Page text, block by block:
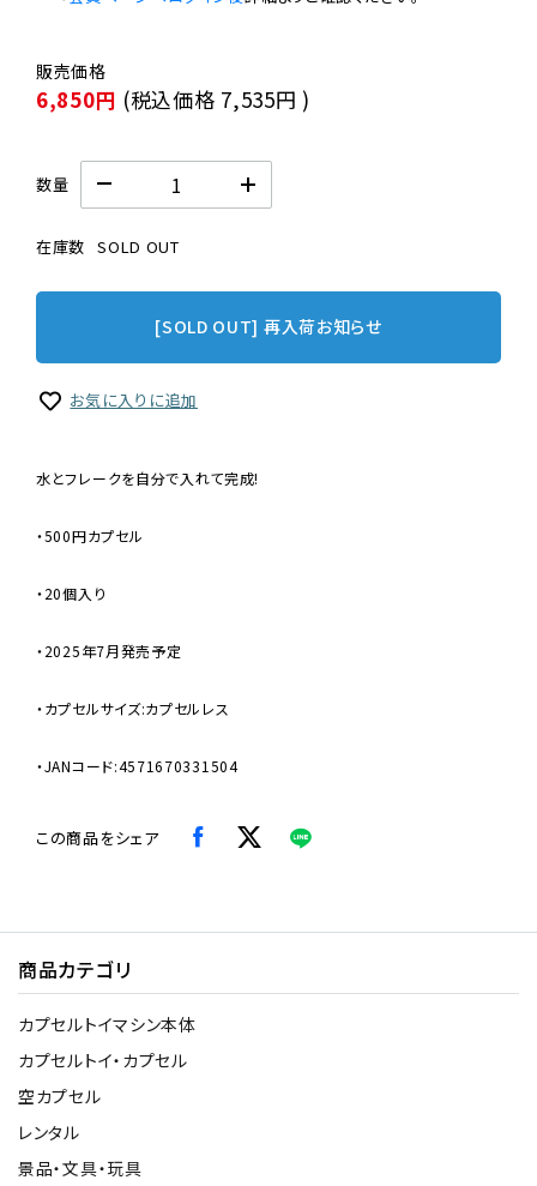
6,850円 (税込価格 7,535円 )
数量
在庫数 SOLD OUT
[SOLD OUT] 再入荷お知らせ
お気に入りに追加
水とフレークを自分で入れて完成!
・500円カプセル
・20個入り
・2025年7月発売予定
・カプセルサイズ:カプセルレス
・JANコード:4571670331504
この商品をシェア
商品カテゴリ
カプセルトイマシン本体
カプセルトイ・カプセル
空カプセル
レンタル
景品・文具・玩具